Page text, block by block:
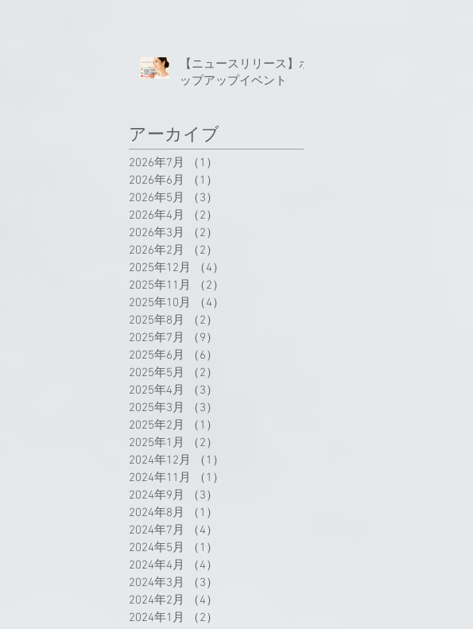
【ニュースリリース】ポ
ップアップイベント
アーカイブ
2026年7月 （1）
2026年6月
（1）
2026年5月
（3）
2026年4月
（2）
2026年3月
（2）
2026年2月
（2）
2025年12月
（4）
2025年11月
（2）
2025年10月
（4）
2025年8月
（2）
2025年7月
（9）
2025年6月
（6）
2025年5月
（2）
2025年4月
（3）
2025年3月
（3）
2025年2月
（1）
2025年1月
（2）
2024年12月
（1）
2024年11月
（1）
2024年9月
（3）
2024年8月
（1）
2024年7月
（4）
2024年5月
（1）
2024年4月
（4）
2024年3月
（3）
2024年2月
（4）
2024年1月
（2）